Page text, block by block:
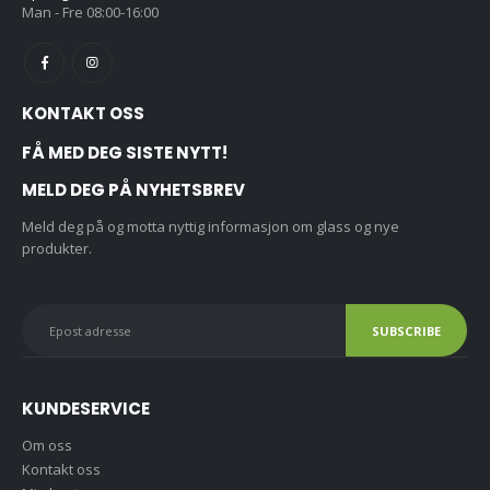
Man - Fre 08:00-16:00
KONTAKT OSS
FÅ MED DEG SISTE NYTT!
MELD DEG PÅ NYHETSBREV
Meld deg på og motta nyttig informasjon om glass og nye
produkter.
KUNDESERVICE
Om oss
Kontakt oss